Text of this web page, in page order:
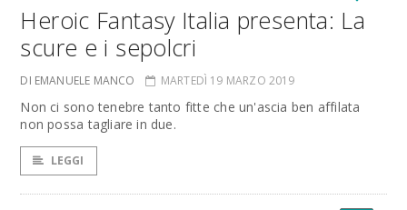
Heroic Fantasy Italia presenta: La
scure e i sepolcri
DI EMANUELE MANCO MARTEDÌ 19 MARZO 2019
Non ci sono tenebre tanto fitte che un'ascia ben affilata
non possa tagliare in due.
LEGGI